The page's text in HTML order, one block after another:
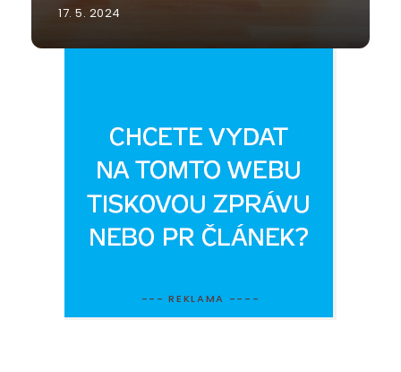
17. 5. 2024
--- REKLAMA ----